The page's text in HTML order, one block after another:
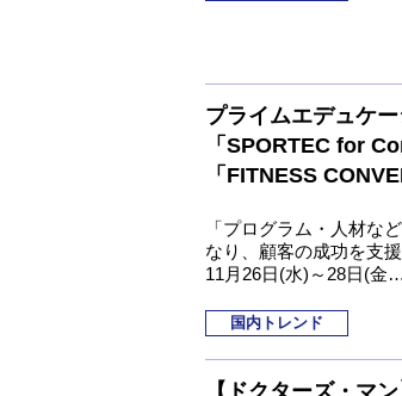
プライムエデュケ
「SPORTEC for
「FITNESS
「プログラム・人材な
なり、顧客の成功を支
11月26日(水)～28日(金…
国内トレンド
【ドクターズ・マン